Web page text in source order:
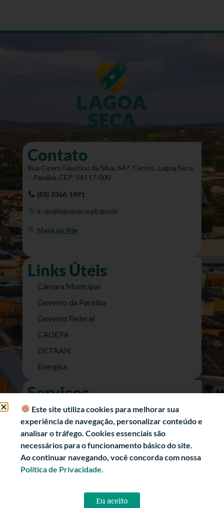
Contato
Rua Cícero Faustino da Silva, 647, Centro, Lagoa Seca
– Paraíba. CEP: 58117-000
(83) 3366-1991
e-sic@lagoaseca.pb.gov.br
Mapa do Site
Links Úteis
Câmara Municipal
Governo da Paraíba
Governo Federal
CAGEPA
DETRAN
Energisa
Serviços
Nota Fiscal Eletrônica
e-SIC (Acesso a Informação)
Transparência Fiscal
História
Informações Turísticas
Este site utiliza cookies para melhorar sua
experiência de navegação, personalizar conteúdo e
analisar o tráfego. Cookies essenciais são
necessários para o funcionamento básico do site.
Ao continuar navegando, você concorda com nossa
Política de Privacidade.
Eu aceito